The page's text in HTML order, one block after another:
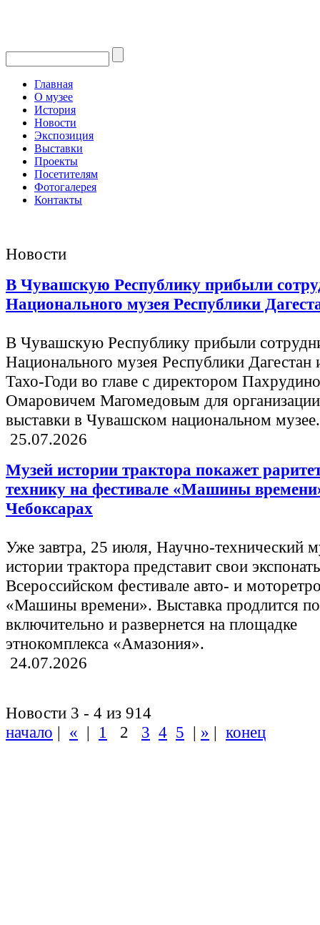
Главная
О музее
История
Новости
Экспозиция
Выставки
Проекты
Посетителям
Фотогалерея
Контакты
Новости
В Чувашскую Республику прибыли
Национального музея Республики
В Чувашскую Республику прибыли
Национального музея Республики
Тахо-Годи во главе с директором
Омаровичем Магомедовым для организации
выставки в Чувашском национальном музее.
25.07.2026
Музей истории трактора покажет
технику на фестивале «Машины
Чебоксарах
Уже завтра, 25 июля, Научно-технический
истории трактора представит свои
Всероссийском фестивале авто- и
«Машины времени». Выставка продлится
включительно и развернется на площадке
этнокомплекса «Амазония».
24.07.2026
Новости 3 - 4 из 914
начало | « | 1 2 3 4 5 | » | конец